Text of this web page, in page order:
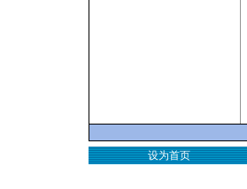
设为首页